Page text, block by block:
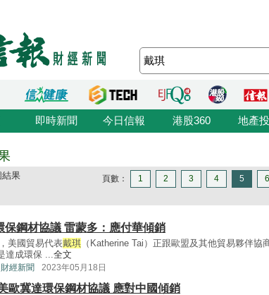
即時新聞 今日信報 港股360 地產
結果 頁數： 1 2 3 4 5 6
保鋼材協議 雷蒙多：應付華傾銷
美國貿易代表戴琪 （Katherine Tai）正跟歐盟及其他貿易夥伴協
達成環保 ...全文
財經新聞 2023年05月18日
歐冀達環保鋼材協議 應對中國傾銷